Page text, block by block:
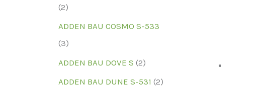
(2)
ADDEN BAU COSMO S-533
(3)
ADDEN BAU DOVE S (2)
ADDEN BAU DUNE S-531 (2)